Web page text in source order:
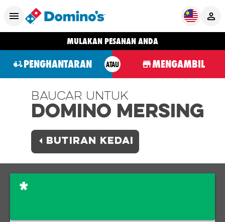
MULAKAN PESANAN ANDA
PENGHANTARAN ATAU MENGAMBIL
Baucar Untuk
Domino MERSING
BUTIRAN KEDAI
*